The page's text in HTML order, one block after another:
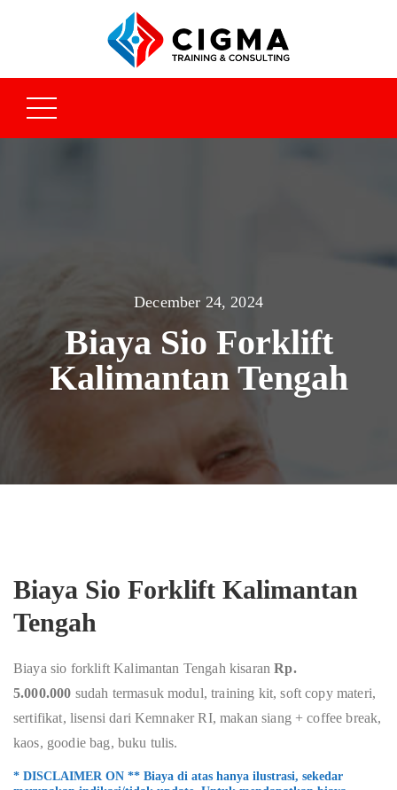
December 24, 2024
Biaya Sio Forklift
Kalimantan Tengah
Biaya Sio Forklift Kalimantan
Tengah
Biaya sio forklift Kalimantan Tengah kisaranRp.
5.000.000 sudah termasuk modul, training kit, soft copy materi,
sertifikat, lisensi dari Kemnaker RI, makan siang + coffee break,
kaos, goodie bag, buku tulis.
* DISCLAIMER ON ** Biaya di atas hanya ilustrasi, sekedar